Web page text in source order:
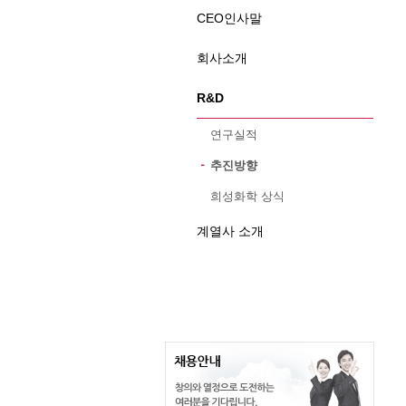
CEO인사말
회사소개
R&D
연구실적
추진방향
희성화학 상식
계열사 소개